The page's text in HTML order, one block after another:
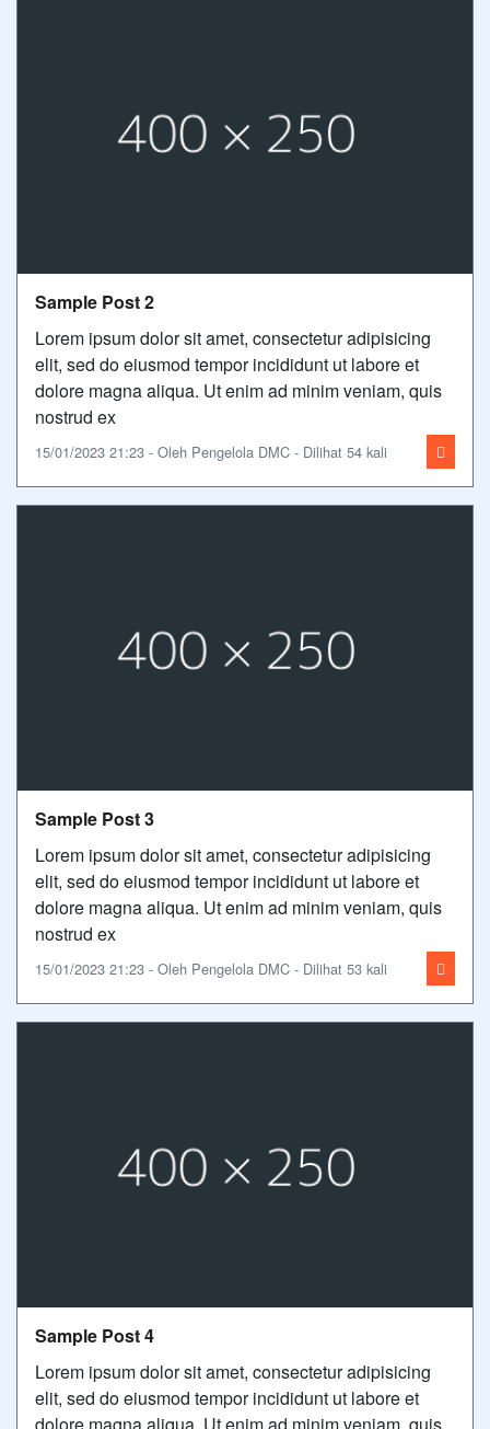
Sample Post 2
Lorem ipsum dolor sit amet, consectetur adipisicing
elit, sed do eiusmod tempor incididunt ut labore et
dolore magna aliqua. Ut enim ad minim veniam, quis
nostrud ex
15/01/2023 21:23 - Oleh Pengelola DMC - Dilihat 54 kali
Sample Post 3
Lorem ipsum dolor sit amet, consectetur adipisicing
elit, sed do eiusmod tempor incididunt ut labore et
dolore magna aliqua. Ut enim ad minim veniam, quis
nostrud ex
15/01/2023 21:23 - Oleh Pengelola DMC - Dilihat 53 kali
Sample Post 4
Lorem ipsum dolor sit amet, consectetur adipisicing
elit, sed do eiusmod tempor incididunt ut labore et